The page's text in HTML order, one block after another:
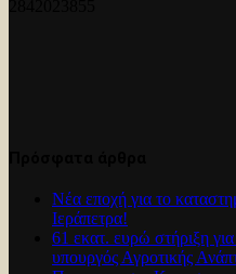
Νέα εποχή για το
Ιεράπετρα!
61 εκατ. ευρώ στήριξη
υπουργός Αγροτικής